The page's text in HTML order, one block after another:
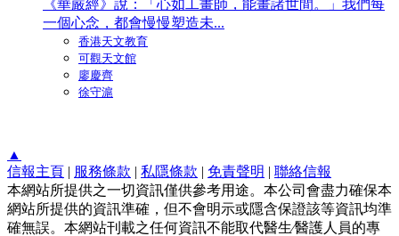
《華嚴經》說：「心如工畫師，能畫諸世間。」我們每
一個心念，都會慢慢塑造未...
香港天文教育
可觀天文館
廖慶齊
徐守滬
▲
信報主頁 | 服務條款 | 私隱條款 | 免責聲明 | 聯絡信報
本網站所提供之一切資訊僅供參考用途。本公司會盡力確保本
網站所提供的資訊準確，但不會明示或隱含保證該等資訊均準
確無誤。本網站刊載之任何資訊不能取代醫生∕醫護人員的專